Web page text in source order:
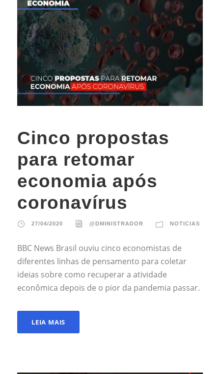
Cinco propostas
para retomar
economia após
coronavírus
27/04/2020 @DMINISTRADOR NOTICIAS
BBC News Brasil ouviu cinco economistas de
diferentes linhas de pensamento para coletar
ideias sobre como recuperar a atividade
econômica depois de o pior da pandemia passar.
LEIA MAIS